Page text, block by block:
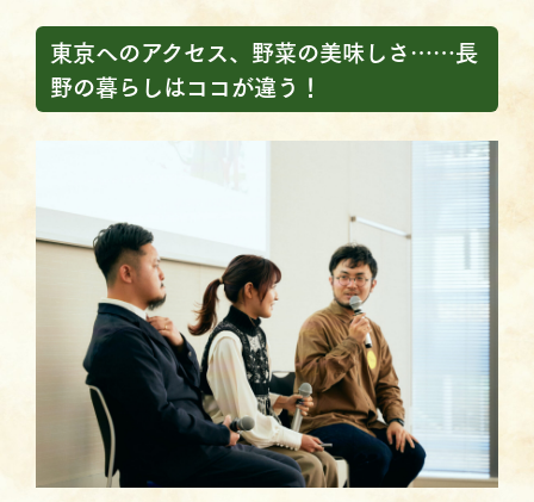
東京へのアクセス、野菜の美味しさ……長
野の暮らしはココが違う！